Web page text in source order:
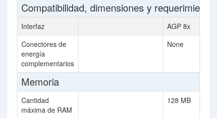
Compatibilidad, dimensiones y
Interfaz
AGP 8x
Conectores de
energía
complementarios
None
Memoria
Cantidad
máxima de RAM
128 MB